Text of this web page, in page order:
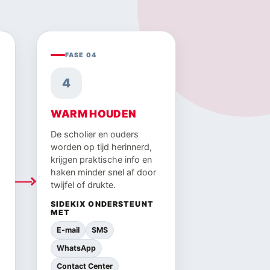
FASE 04
4
WARM HOUDEN
De scholier en ouders
worden op tijd herinnerd,
krijgen praktische info en
haken minder snel af door
twijfel of drukte.
SIDEKIX ONDERSTEUNT
MET
E-mail
SMS
WhatsApp
Contact Center